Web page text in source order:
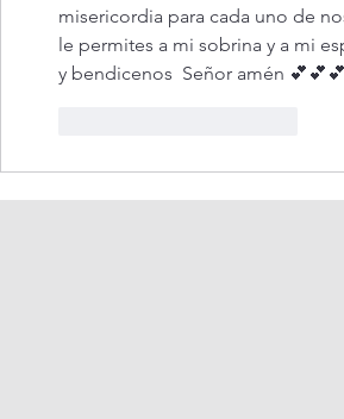
misericordia para cada uno de
le permites a mi sobrina y a mi
y bendicenos  Señor amén 💕💕💕